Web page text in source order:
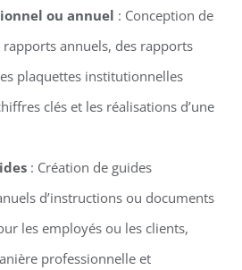
ou annuel : Conception de
annuels, des rapports
plaquettes institutionnelles
clés et les réalisations d’une
: Création de guides
d’instructions ou documents
les employés ou les clients,
professionnelle et